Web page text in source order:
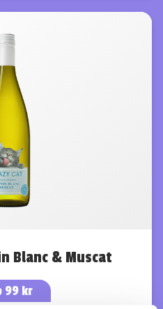
Blanc & Muscat
99 kr